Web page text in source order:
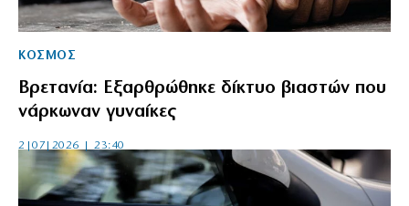
ΚΟΣΜΟΣ
Βρετανία: Εξαρθρώθηκε δίκτυο βιαστών που
νάρκωναν γυναίκες
2|07|2026 | 23:40